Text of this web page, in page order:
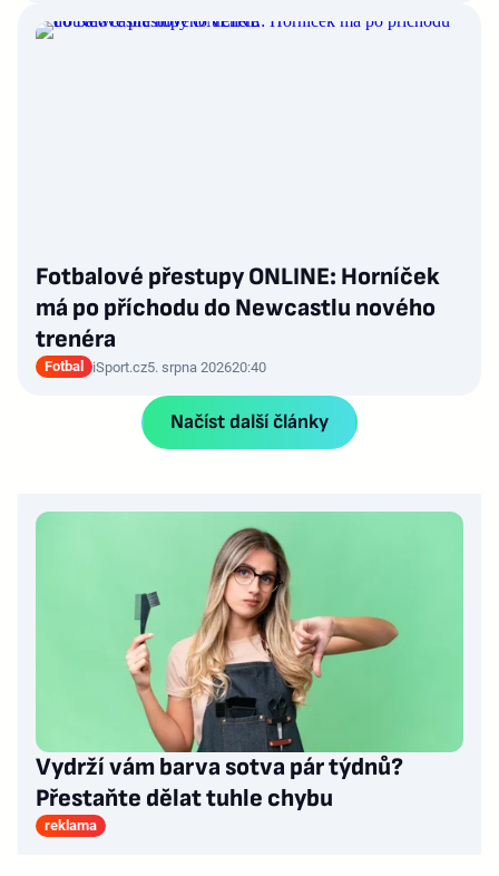
Fotbalové přestupy ONLINE: Horníček
má po příchodu do Newcastlu nového
trenéra
Fotbal iSport.cz5. srpna 202620:40
Načíst další články
Vydrží vám barva sotva pár týdnů?
Přestaňte dělat tuhle chybu
reklama